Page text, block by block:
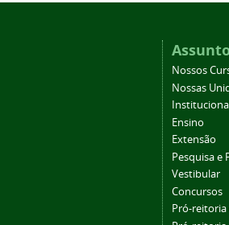
Nossos
Nossas
Ensino
Extensão
Pesquisa e
Vestibular
Concursos
Pró-